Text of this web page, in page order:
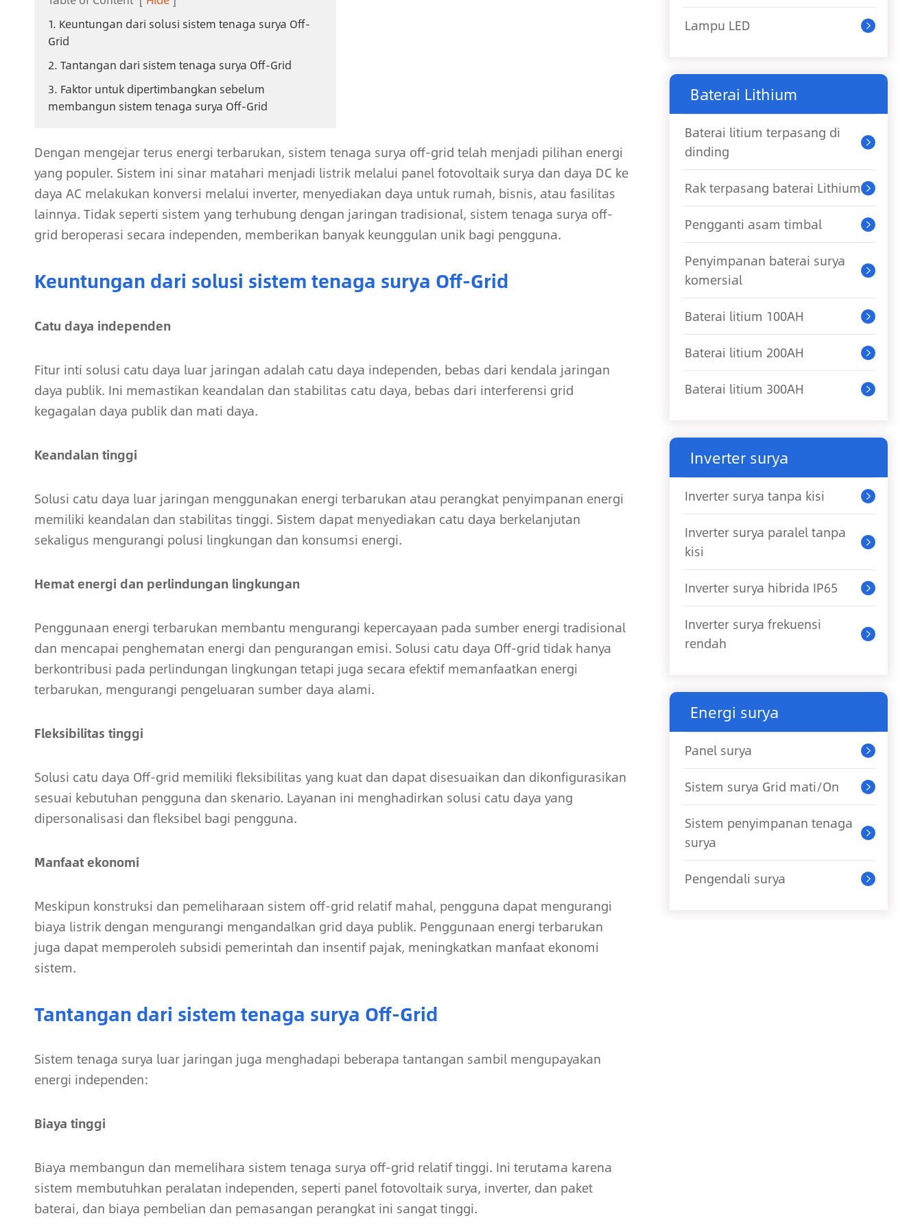
1. Keuntungan dari solusi sistem tenaga surya Off-
Grid
2. Tantangan dari sistem tenaga surya Off-Grid
3. Faktor untuk dipertimbangkan sebelum
membangun sistem tenaga surya Off-Grid
Dengan mengejar terus energi terbarukan, sistem tenaga surya off-grid telah menjadi pilihan energi
yang populer. Sistem ini sinar matahari menjadi listrik melalui panel fotovoltaik surya dan daya DC ke
daya AC melakukan konversi melalui inverter, menyediakan daya untuk rumah, bisnis, atau fasilitas
lainnya. Tidak seperti sistem yang terhubung dengan jaringan tradisional, sistem tenaga surya off-
grid beroperasi secara independen, memberikan banyak keunggulan unik bagi pengguna.
Keuntungan dari solusi sistem tenaga surya Off-Grid
Catu daya independen
Fitur inti solusi catu daya luar jaringan adalah catu daya independen, bebas dari kendala jaringan
daya publik. Ini memastikan keandalan dan stabilitas catu daya, bebas dari interferensi grid
kegagalan daya publik dan mati daya.
Keandalan tinggi
Solusi catu daya luar jaringan menggunakan energi terbarukan atau perangkat penyimpanan energi
memiliki keandalan dan stabilitas tinggi. Sistem dapat menyediakan catu daya berkelanjutan
sekaligus mengurangi polusi lingkungan dan konsumsi energi.
Hemat energi dan perlindungan lingkungan
Penggunaan energi terbarukan membantu mengurangi kepercayaan pada sumber energi tradisional
dan mencapai penghematan energi dan pengurangan emisi. Solusi catu daya Off-grid tidak hanya
berkontribusi pada perlindungan lingkungan tetapi juga secara efektif memanfaatkan energi
terbarukan, mengurangi pengeluaran sumber daya alami.
Fleksibilitas tinggi
Solusi catu daya Off-grid memiliki fleksibilitas yang kuat dan dapat disesuaikan dan dikonfigurasikan
sesuai kebutuhan pengguna dan skenario. Layanan ini menghadirkan solusi catu daya yang
dipersonalisasi dan fleksibel bagi pengguna.
Manfaat ekonomi
Meskipun konstruksi dan pemeliharaan sistem off-grid relatif mahal, pengguna dapat mengurangi
biaya listrik dengan mengurangi mengandalkan grid daya publik. Penggunaan energi terbarukan
juga dapat memperoleh subsidi pemerintah dan insentif pajak, meningkatkan manfaat ekonomi
sistem.
Tantangan dari sistem tenaga surya Off-Grid
Sistem tenaga surya luar jaringan juga menghadapi beberapa tantangan sambil mengupayakan
energi independen:
Biaya tinggi
Biaya membangun dan memelihara sistem tenaga surya off-grid relatif tinggi. Ini terutama karena
sistem membutuhkan peralatan independen, seperti panel fotovoltaik surya, inverter, dan paket
baterai, dan biaya pembelian dan pemasangan perangkat ini sangat tinggi.
Lampu LED 
Baterai Lithium
Baterai litium terpasang di
dinding

Rak terpasang baterai Lithium 
Pengganti asam timbal 
Penyimpanan baterai surya
komersial

Baterai litium 100AH 
Baterai litium 200AH 
Baterai litium 300AH 
Inverter surya
Inverter surya tanpa kisi 
Inverter surya paralel tanpa
kisi

Inverter surya hibrida IP65 
Inverter surya frekuensi
rendah

Energi surya
Panel surya 
Sistem surya Grid mati/On 
Sistem penyimpanan tenaga
surya

Pengendali surya 